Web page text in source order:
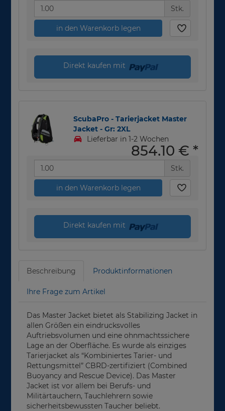
Stk.
in den Warenkorb legen
Direkt kaufen mit
ScubaPro - Tarierjacket Master
Jacket - Gr: 2XL
Lieferbar in 1-2 Wochen
854,10 € *
Stk.
in den Warenkorb legen
Direkt kaufen mit
Beschreibung Produktinformationen
Ihre Frage zum Artikel
Das Master Jacket bietet als Stabilizing Jacket in
allen Größen ein eindrucksvolles
Auftriebsvolumen und eine ohnmachtssichere
Lage an der Oberfläche. Es wurde als einziges
Tarierjacket als “Kombiniertes Tarier- und
Rettungsmittel” CBRD-zertifiziert (Combined
Buoyancy and Rescue Device). Das Master
Jacket ist vor allem bei Berufs- und
Militärtauchern, Tauchlehrern sowie
sicherheitsbewussten Taucher beliebt.